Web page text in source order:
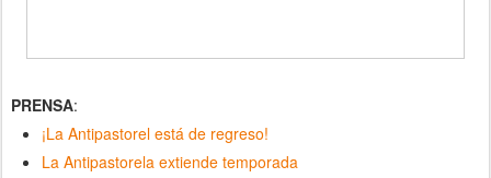
PRENSA:
¡La Antipastorel está de regreso!
La Antipastorela extiende temporada